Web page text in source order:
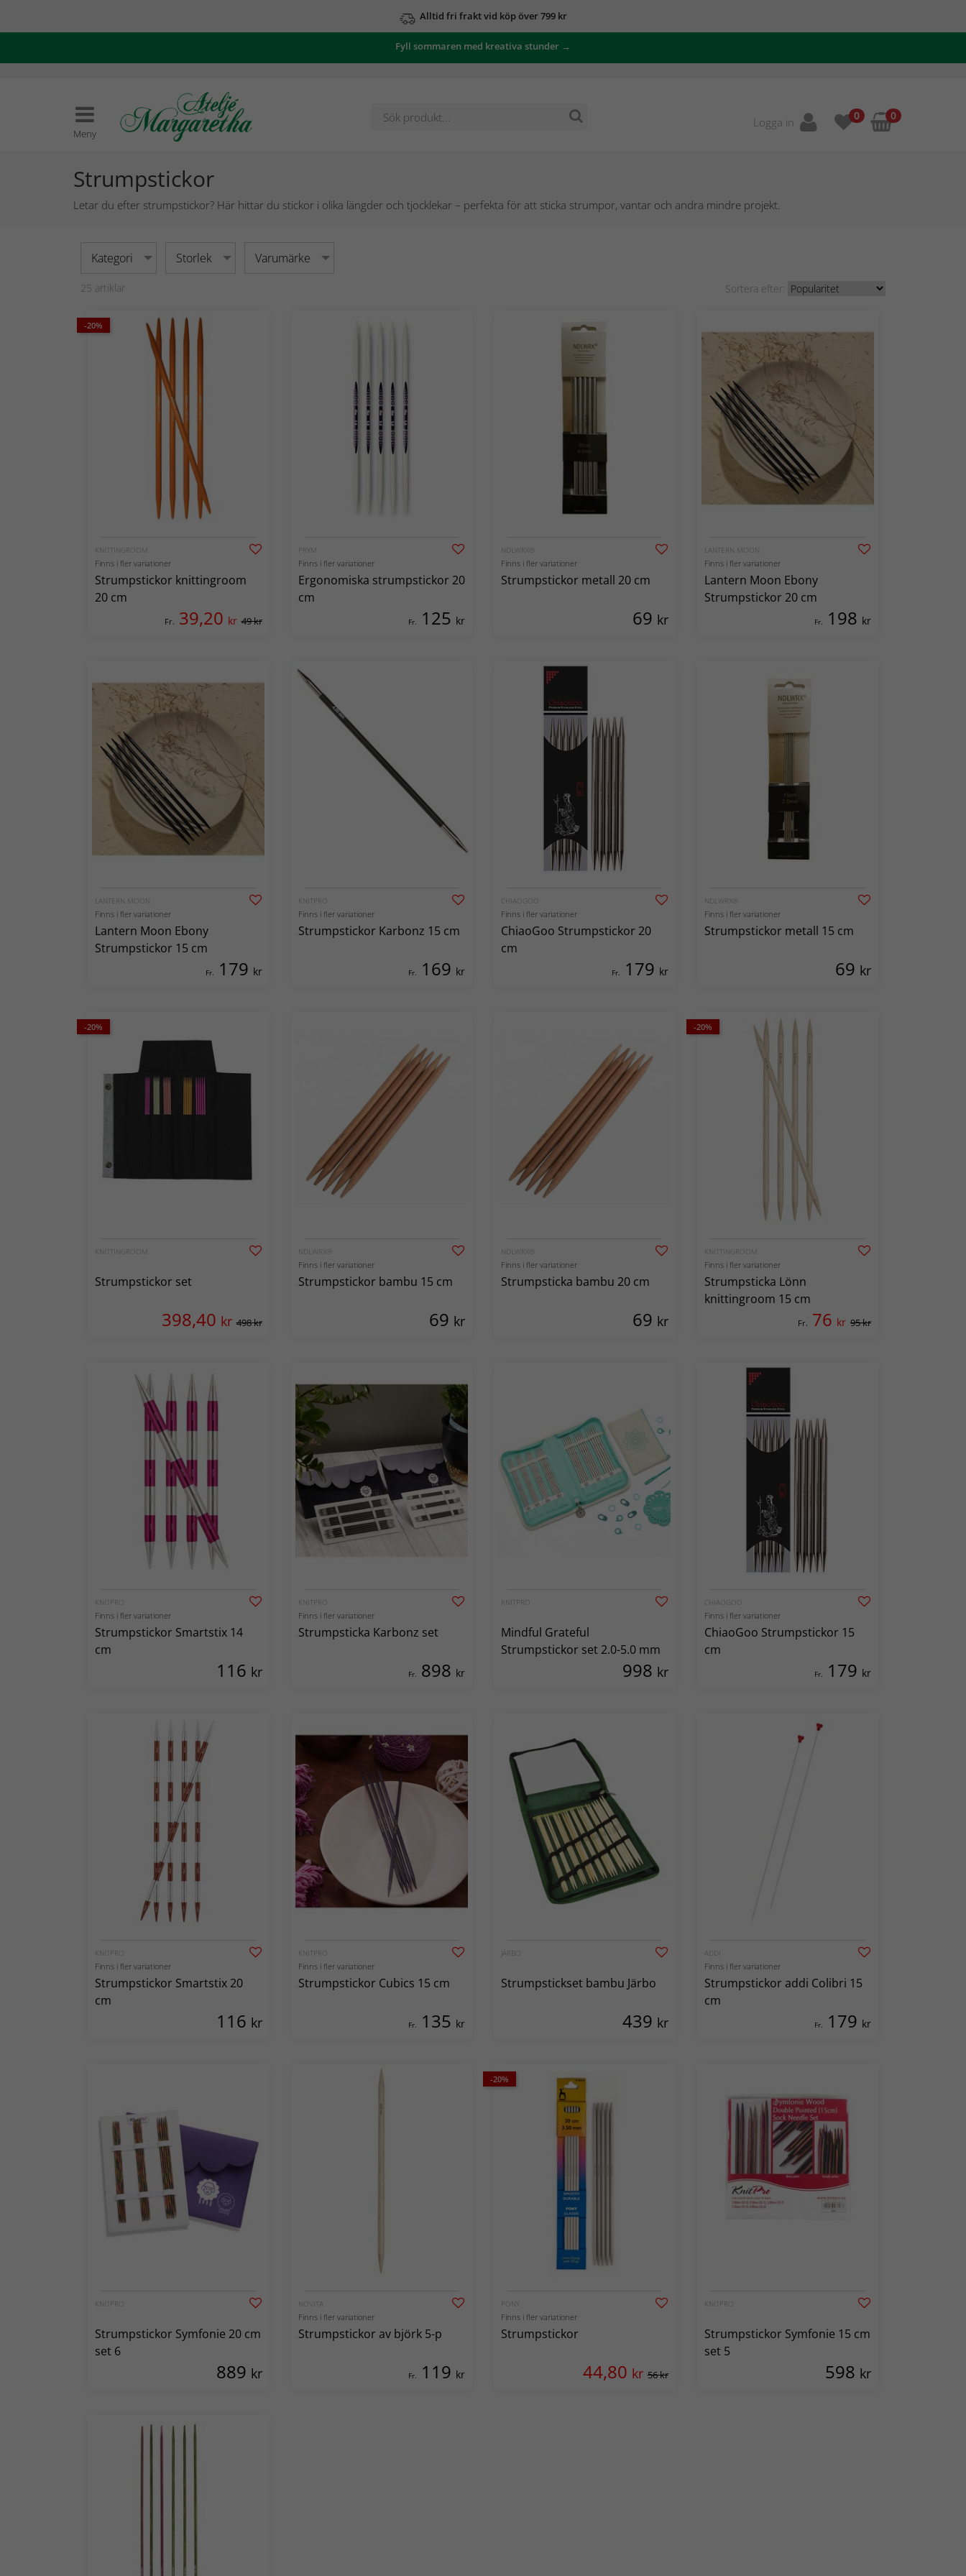
Alltid fri frakt vid köp över 799 kr
Fyll sommaren med kreativa stunder →
Meny
Logga in 0 0
Strumpstickor
Letar du efter strumpstickor? Här hittar du stickor i olika längder och tjocklekar – perfekta för att sticka strumpor, vantar och andra mindre projekt.
Kategori Storlek Varumärke
25 artiklar Sortera efter:
-20%
KNITTINGROOM
Finns i fler variationer
Strumpstickor knittingroom
20 cm
Fr. 39,20 kr 49 kr
PRYM
Finns i fler variationer
Ergonomiska strumpstickor 20
cm
Fr. 125 kr
NDLWRX®
Finns i fler variationer
Strumpstickor metall 20 cm
69 kr
LANTERN MOON
Finns i fler variationer
Lantern Moon Ebony
Strumpstickor 20 cm
Fr. 198 kr
LANTERN MOON
Finns i fler variationer
Lantern Moon Ebony
Strumpstickor 15 cm
Fr. 179 kr
KNITPRO
Finns i fler variationer
Strumpstickor Karbonz 15 cm
Fr. 169 kr
CHIAOGOO
Finns i fler variationer
ChiaoGoo Strumpstickor 20
cm
Fr. 179 kr
NDLWRX®
Finns i fler variationer
Strumpstickor metall 15 cm
69 kr
-20%
KNITTINGROOM
Strumpstickor set
398,40 kr 498 kr
NDLWRX®
Finns i fler variationer
Strumpstickor bambu 15 cm
69 kr
NDLWRX®
Finns i fler variationer
Strumpsticka bambu 20 cm
69 kr
-20%
KNITTINGROOM
Finns i fler variationer
Strumpsticka Lönn
knittingroom 15 cm
Fr. 76 kr 95 kr
KNITPRO
Finns i fler variationer
Strumpstickor Smartstix 14
cm
116 kr
KNITPRO
Finns i fler variationer
Strumpsticka Karbonz set
Fr. 898 kr
KNITPRO
Mindful Grateful
Strumpstickor set 2.0-5.0 mm
998 kr
CHIAOGOO
Finns i fler variationer
ChiaoGoo Strumpstickor 15
cm
Fr. 179 kr
KNITPRO
Finns i fler variationer
Strumpstickor Smartstix 20
cm
116 kr
KNITPRO
Finns i fler variationer
Strumpstickor Cubics 15 cm
Fr. 135 kr
JÄRBO
Strumpstickset bambu Järbo
439 kr
ADDI
Finns i fler variationer
Strumpstickor addi Colibri 15
cm
Fr. 179 kr
KNITPRO
Strumpstickor Symfonie 20 cm
set 6
889 kr
NOVITA
Finns i fler variationer
Strumpstickor av björk 5-p
Fr. 119 kr
-20%
PONY
Finns i fler variationer
Strumpstickor
44,80 kr 56 kr
KNITPRO
Strumpstickor Symfonie 15 cm
set 5
598 kr